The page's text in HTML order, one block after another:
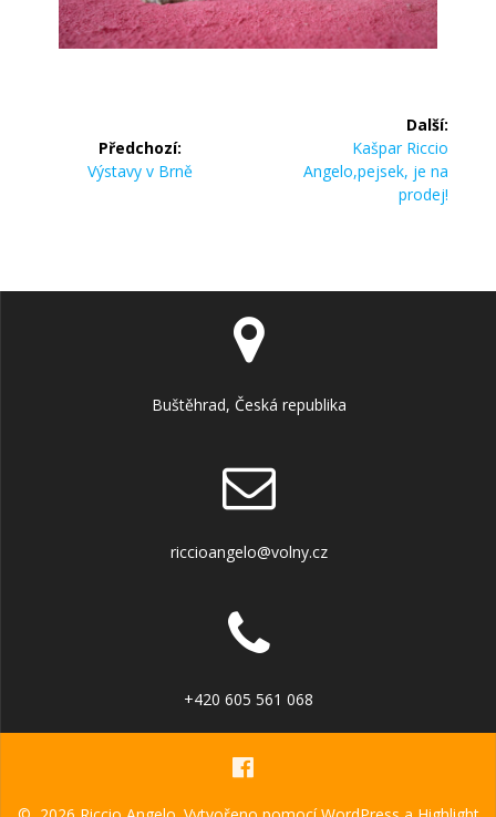
Předchozí:
Výstavy v Brně
Další:
Kašpar Riccio
Angelo,pejsek, je na
prodej!
Buštěhrad, Česká republika
riccioangelo@volny.cz
+420 605 561 068